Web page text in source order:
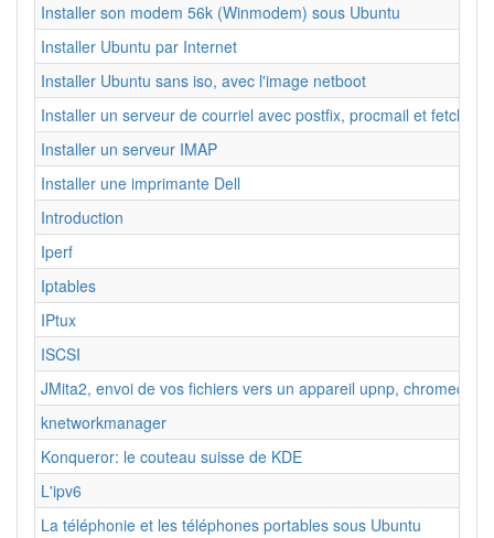
Installer son modem 56k (Winmodem) sous Ubuntu
Installer Ubuntu par Internet
Installer Ubuntu sans iso, avec l'image netboot
Installer un serveur de courriel avec postfix, procmail et fetchmail
Installer un serveur IMAP
Installer une imprimante Dell
Introduction
Iperf
Iptables
IPtux
ISCSI
JMita2, envoi de vos fichiers vers un appareil upnp, chromecast
knetworkmanager
Konqueror: le couteau suisse de KDE
L'ipv6
La téléphonie et les téléphones portables sous Ubuntu